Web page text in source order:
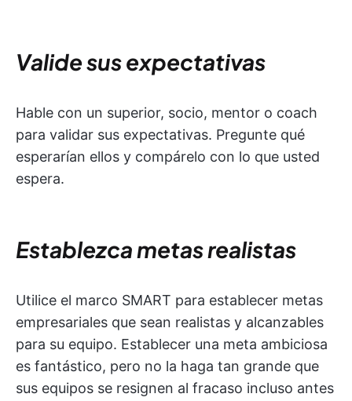
Valide sus expectativas
Hable con un superior, socio, mentor o coach
para validar sus expectativas. Pregunte qué
esperarían ellos y compárelo con lo que usted
espera.
Establezca metas realistas
Utilice el marco SMART para establecer metas
empresariales que sean realistas y alcanzables
para su equipo. Establecer una meta ambiciosa
es fantástico, pero no la haga tan grande que
sus equipos se resignen al fracaso incluso antes